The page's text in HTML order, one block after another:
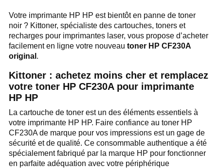
Votre imprimante HP HP est bientôt en panne de toner
noir ? Kittoner, spécialiste des cartouches, toners et
recharges pour imprimantes laser, vous propose d’acheter
facilement en ligne votre nouveau toner HP CF230A
original .
Kittoner : achetez moins cher et remplacez
votre toner HP CF230A pour imprimante
HP HP
La cartouche de toner est un des éléments essentiels à
votre imprimante HP HP. Faire confiance au toner HP
CF230A de marque pour vos impressions est un gage de
sécurité et de qualité. Ce consommable authentique a été
spécialement fabriqué par la marque HP pour fonctionner
en parfaite adéquation avec votre périphérique